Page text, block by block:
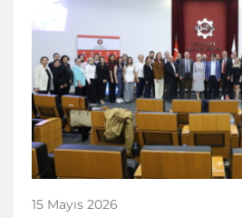
15 Mayıs 2026